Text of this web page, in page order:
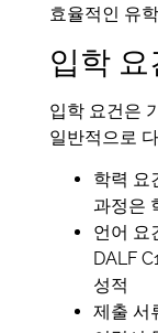
효율적인 유
입학 요
입학 요건은
일반적으로
학력 요
과정은
언어 요
DALF
성적
제출 서